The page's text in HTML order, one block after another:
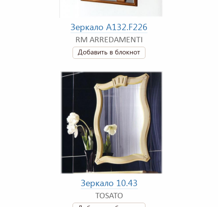
Зеркало A132.F226
RM ARREDAMENTI
Добавить в блокнот
Зеркало 10.43
TOSATO